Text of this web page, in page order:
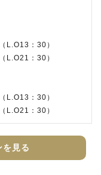
：30）
L.O21：30）
：30）
L.O21：30）
を見る